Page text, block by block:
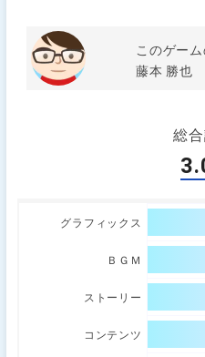
このゲー
藤本 勝也
総
グラフィックス
ＢＧＭ
ストーリー
コンテンツ